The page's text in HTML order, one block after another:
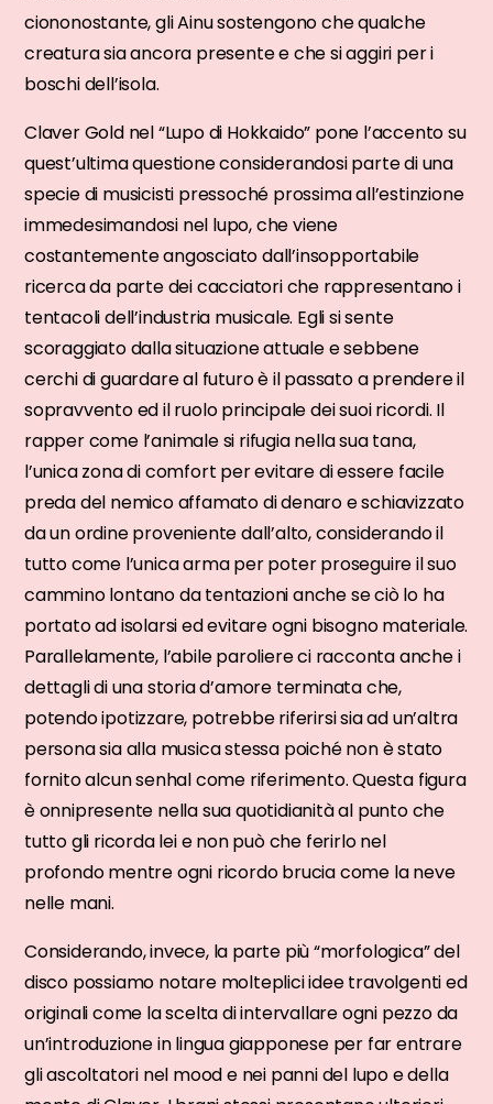
ciononostante, gli Ainu sostengono che qualche
creatura sia ancora presente e che si aggiri per i
boschi dell’isola.
Claver Gold nel “Lupo di Hokkaido” pone l’accento su
quest’ultima questione considerandosi parte di una
specie di musicisti pressoché prossima all’estinzione
immedesimandosi nel lupo, che viene
costantemente angosciato dall’insopportabile
ricerca da parte dei cacciatori che rappresentano i
tentacoli dell’industria musicale. Egli si sente
scoraggiato dalla situazione attuale e sebbene
cerchi di guardare al futuro è il passato a prendere il
sopravvento ed il ruolo principale dei suoi ricordi. Il
rapper come l’animale si rifugia nella sua tana,
l’unica zona di comfort per evitare di essere facile
preda del nemico affamato di denaro e schiavizzato
da un ordine proveniente dall’alto, considerando il
tutto come l’unica arma per poter proseguire il suo
cammino lontano da tentazioni anche se ciò lo ha
portato ad isolarsi ed evitare ogni bisogno materiale.
Parallelamente, l’abile paroliere ci racconta anche i
dettagli di una storia d’amore terminata che,
potendo ipotizzare, potrebbe riferirsi sia ad un’altra
persona sia alla musica stessa poiché non è stato
fornito alcun senhal come riferimento. Questa figura
è onnipresente nella sua quotidianità al punto che
tutto gli ricorda lei e non può che ferirlo nel
profondo mentre ogni ricordo brucia come la neve
nelle mani.
Considerando, invece, la parte più “morfologica” del
disco possiamo notare molteplici idee travolgenti ed
originali come la scelta di intervallare ogni pezzo da
un’introduzione in lingua giapponese per far entrare
gli ascoltatori nel mood e nei panni del lupo e della